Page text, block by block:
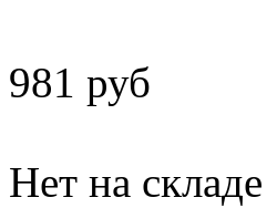
981 руб
Нет на складе